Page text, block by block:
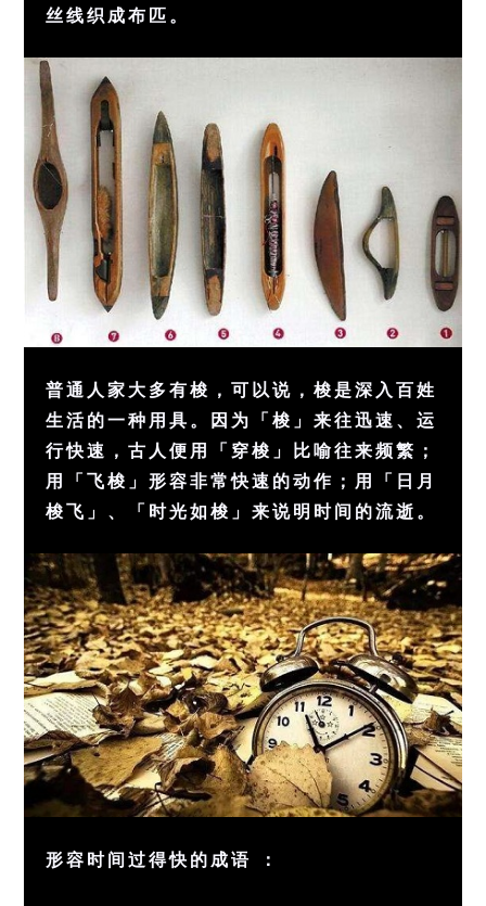
丝线织成布匹。
普通人家大多有梭，可以说，梭是深入百姓
生活的一种用具。因为「梭」来往迅速、运
行快速，古人便用「穿梭」比喻往来频繁；
用「飞梭」形容非常快速的动作；用「日月
梭飞」、「时光如梭」来说明时间的流逝。
形容时间过得快的成语 ：